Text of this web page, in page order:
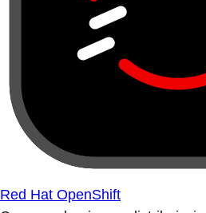
Red Hat OpenShift